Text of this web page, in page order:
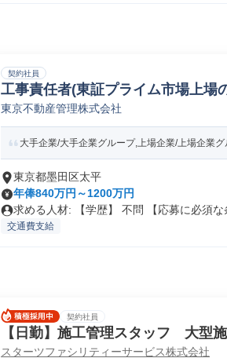
契約社員
工事責任者(東証プライム市場上
2日)〔東京〕/A115_16497
東京不動産管理株式会社
大手企業/大手企業グループ,上場企業/上場企業
東京都墨田区太平
年俸840万円～1200万円
求める人材: 【学歴】 不問 【応募に必須な
交通費支給
契約社員
【日勤】施工管理スタッフ 大型
スターツファシリティーサービス株式会社